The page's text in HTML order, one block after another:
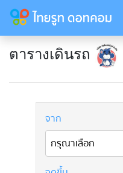
ตารางเดินรถ